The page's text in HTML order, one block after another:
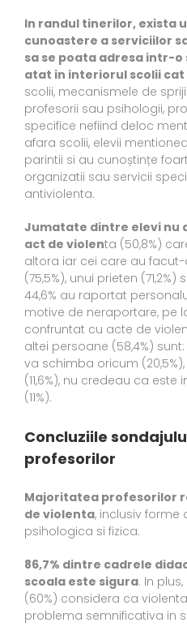
In randul tinerilor, exista
cunoastere a serviciilor
sa se poata adresa intr-
atat in interiorul scolii cat
scolii, mecanismele de
profesorii sau psihologii,
specifice nefiind deloc
afara scolii, elevii
parintii si au cunoștințe
organizatii sau servicii
antiviolenta.
Jumatate dintre elevi nu
act de violenta (50,8%)
altora iar cei care au
(75,5%), unui prieten
44,6% au raportat
motive de neraportare, pe
confruntat cu acte de
altei persoane (58,4%)
va schimba oricum
(11,6%), nu credeau ca
(11%).
Concluziile
profesorilor
Majoritatea profesorilor
de violenta, inclusiv forme
psihologica si fizica.
86,7% dintre cadrele
scoala este sigura. In
(60%) considera ca
problema semnificativa in